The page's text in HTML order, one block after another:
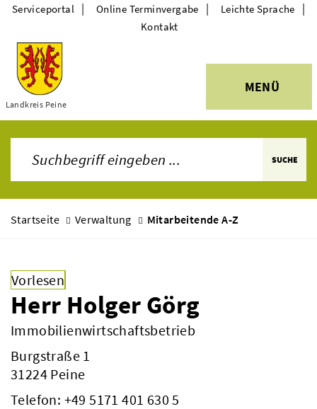
Themen
Landkreis Peine
MENÜ
Serviceportal | Online Terminvergabe | Leichte Sprache |
Kontakt
SUCHE
Startseite Verwaltung Mitarbeitende A-Z
Vorlesen
Herr Holger Görg
Immobilienwirtschaftsbetrieb
Burgstraße 1
31224 Peine
Telefon: +49 5171 401 630 5